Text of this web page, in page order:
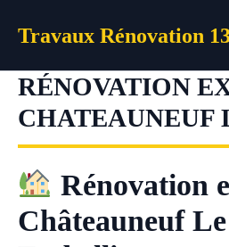
Travaux Rénovation
RÉNOVATION
CHATEAUNEUF
Rénovation
Châteauneuf